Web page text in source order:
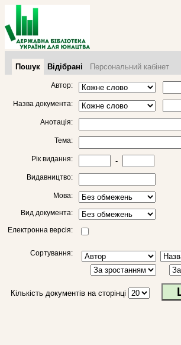
Пошук Відібрані Персональний кабінет
Автор:
Назва документа:
Анотація:
Тема:
Рік видання: -
Видавництво:
Мова:
Вид документа:
Електронна версія:
Сортування:
Кількість документів на сторінці